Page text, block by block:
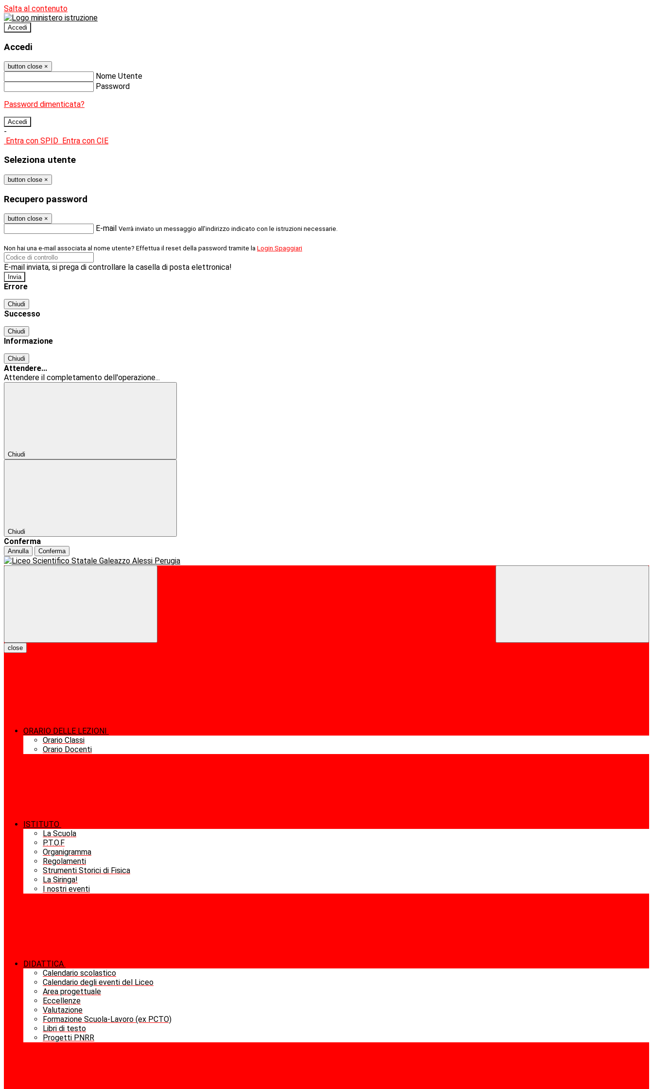
Salta al contenuto
Accedi
Accedi
button close ×
Nome Utente
Password
Password dimenticata?
-
Entra con SPID Entra con CIE
Seleziona utente
button close ×
Recupero password
button close ×
E-mail Verrà inviato un messaggio all'indirizzo indicato con le istruzioni necessarie.
Non hai una e-mail associata al nome utente? Effettua il reset della password tramite la Login Spaggiari
E-mail inviata, si prega di controllare la casella di posta elettronica!
Errore
Chiudi
Successo
Chiudi
Informazione
Chiudi
Attendere...
Attendere il completamento dell'operazione...
Chiudi
Chiudi
Conferma
Annulla Conferma
close
ORARIO DELLE LEZIONI
Orario Classi
Orario Docenti
ISTITUTO
La Scuola
P.T.O.F
Organigramma
Regolamenti
Strumenti Storici di Fisica
La Siringa!
I nostri eventi
DIDATTICA
Calendario scolastico
Calendario degli eventi del Liceo
Area progettuale
Eccellenze
Valutazione
Formazione Scuola-Lavoro (ex PCTO)
Libri di testo
Progetti PNRR